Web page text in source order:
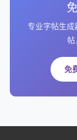
专业字帖生
免